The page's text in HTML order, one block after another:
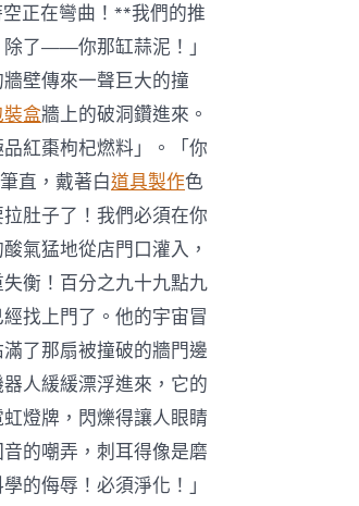
正在彎曲！**我們的推
了——你那缸蒜泥！」
壁傳來一聲巨大的撞
盒牆上的破洞鑽進來。
紅棗枸杞燃料」。「你
直，戴著白道具製作色
肚子了！我們必須在你
氣猛地從店門口灌入，
衡！百分之九十九點九
找上門了。他的宇宙冒
了那扇被撞破的牆門邊
人緩緩漂浮進來，它的
燈牌，閃爍得讓人眼睛
的嘲弄，刺耳得像是磨
的侮辱！必須淨化！」